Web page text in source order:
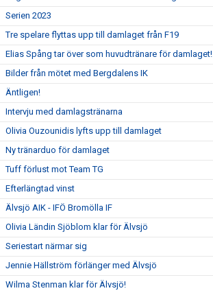
Serien 2023
Tre spelare flyttas upp till damlaget från F19
Elias Spång tar över som huvudtränare för damlaget!
Bilder från mötet med Bergdalens IK
Äntligen!
Intervju med damlagstränarna
Olivia Ouzounidis lyfts upp till damlaget
Ny tränarduo för damlaget
Tuff förlust mot Team TG
Efterlängtad vinst
Älvsjö AIK - IFÖ Bromölla IF
Olivia Ländin Sjöblom klar för Älvsjö
Seriestart närmar sig
Jennie Hällström förlänger med Älvsjö
Wilma Stenman klar för Älvsjö!